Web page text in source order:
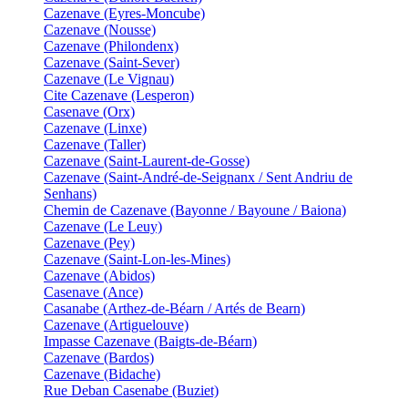
Cazenave (Eyres-Moncube)
Cazenave (Nousse)
Cazenave (Philondenx)
Cazenave (Saint-Sever)
Cazenave (Le Vignau)
Cite Cazenave (Lesperon)
Casenave (Orx)
Cazenave (Linxe)
Cazenave (Taller)
Cazenave (Saint-Laurent-de-Gosse)
Cazenave (Saint-André-de-Seignanx / Sent Andriu de
Senhans)
Chemin de Cazenave (Bayonne / Bayoune / Baiona)
Cazenave (Le Leuy)
Cazenave (Pey)
Cazenave (Saint-Lon-les-Mines)
Cazenave (Abidos)
Casenave (Ance)
Casanabe (Arthez-de-Béarn / Artés de Bearn)
Cazenave (Artiguelouve)
Impasse Cazenave (Baigts-de-Béarn)
Cazenave (Bardos)
Cazenave (Bidache)
Rue Deban Casenabe (Buziet)